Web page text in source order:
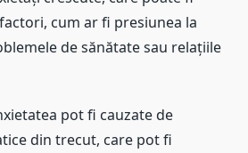
cum ar fi presiunea la
de sănătate sau relațiile
pot fi cauzate de
din trecut, care pot fi